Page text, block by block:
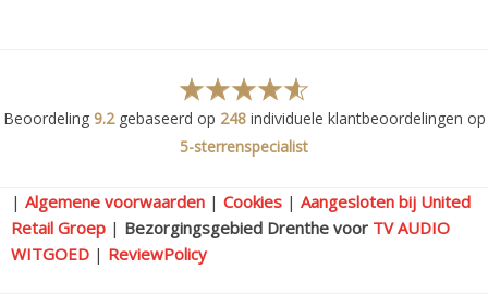
Beoordeling 9.2gebaseerd op 248individuele klantbeoordelingen op
5-sterrenspecialist
| Algemene voorwaarden | Cookies | Aangesloten bij United
Retail Groep | Bezorgingsgebied Drenthe voor TV AUDIO
WITGOED | ReviewPolicy